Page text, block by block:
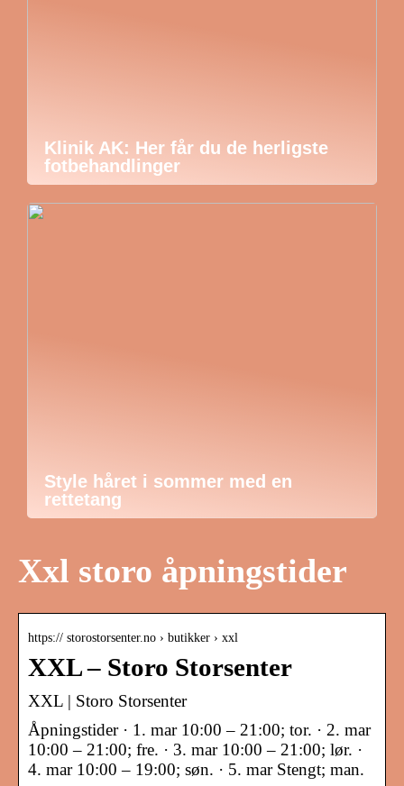
Klinik AK: Her får du de herligste
fotbehandlinger
Style håret i sommer med en
rettetang
Xxl storo åpningstider
https:// storostorsenter.no › butikker › xxl
XXL – Storo Storsenter
XXL | Storo Storsenter
Åpningstider · 1. mar 10:00 – 21:00; tor. · 2. mar
10:00 – 21:00; fre. · 3. mar 10:00 – 21:00; lør. ·
4. mar 10:00 – 19:00; søn. · 5. mar Stengt; man.